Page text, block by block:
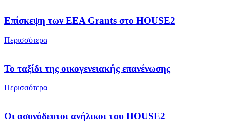
Επίσκεψη των EEA Grants στο HOUSE2
Περισσότερα
Το ταξίδι της οικογενειακής επανένωσης
Περισσότερα
Οι ασυνόδευτοι ανήλικοι του HOUSE2